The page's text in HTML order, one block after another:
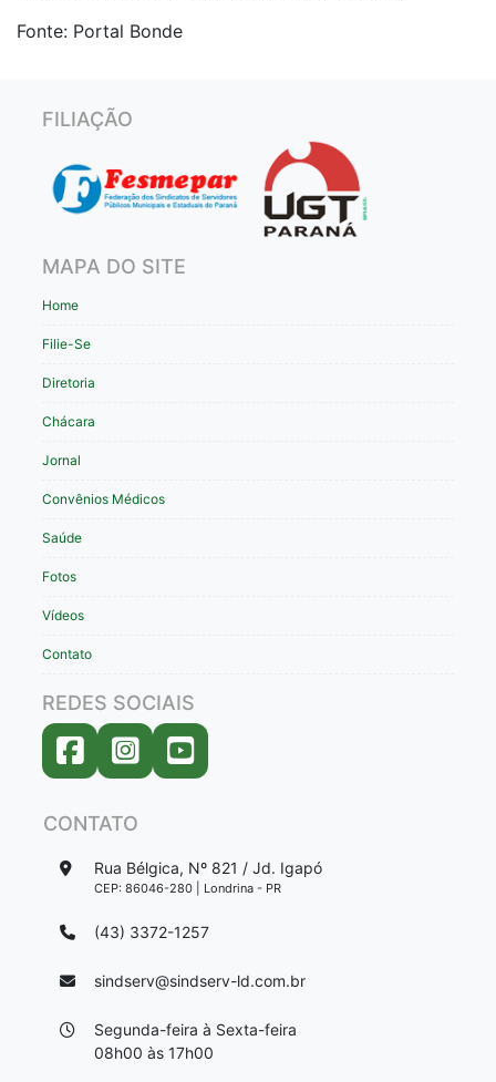
Fonte: Portal Bonde
FILIAÇÃO
MAPA DO SITE
Home
Filie-Se
Diretoria
Chácara
Jornal
Convênios Médicos
Saúde
Fotos
Vídeos
Contato
REDES SOCIAIS
CONTATO
Rua Bélgica, Nº 821 / Jd. Igapó
CEP: 86046-280 | Londrina - PR
(43) 3372-1257
sindserv@sindserv-ld.com.br
Segunda-feira à Sexta-feira
08h00 às 17h00